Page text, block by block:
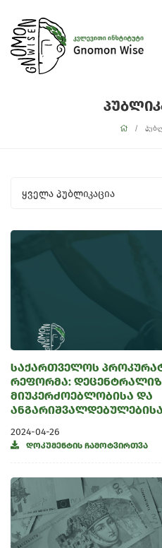
ყველა პუბლიკაცია
საქართველოს
რეფორმა:
მიუკერძოებლობისა და
2024-04-26
დოკუმენტის ჩამოტვირთვა